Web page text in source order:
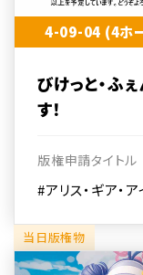
4-09-04 (4ホ
びけっと・ふ
す！
版権申請タイトル
#アリス・ギア・ア
当日版権物